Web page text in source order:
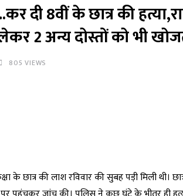
दी 8वीं के छात्र की
अन्य दोस्तों को भी
805 VIEWS
की लाश रविवार की सुबह पड़ी मिली थी।